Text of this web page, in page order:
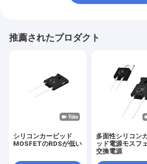
推薦されたプロダクト
シリコンカービッド
MOSFETのRDSが低い
多面性シリコン
ッド電源モスフ
交換電源